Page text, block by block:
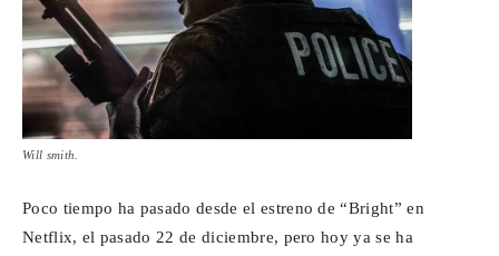
Will smith.
Poco tiempo ha pasado desde el estreno de “Bright” en
Netflix, el pasado 22 de diciembre, pero hoy ya se ha